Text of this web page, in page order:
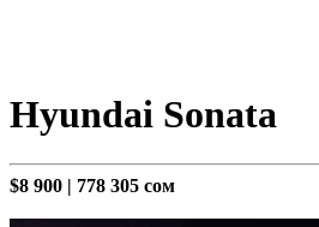
Hyundai Sonata
$8 900 | 778 305 сом